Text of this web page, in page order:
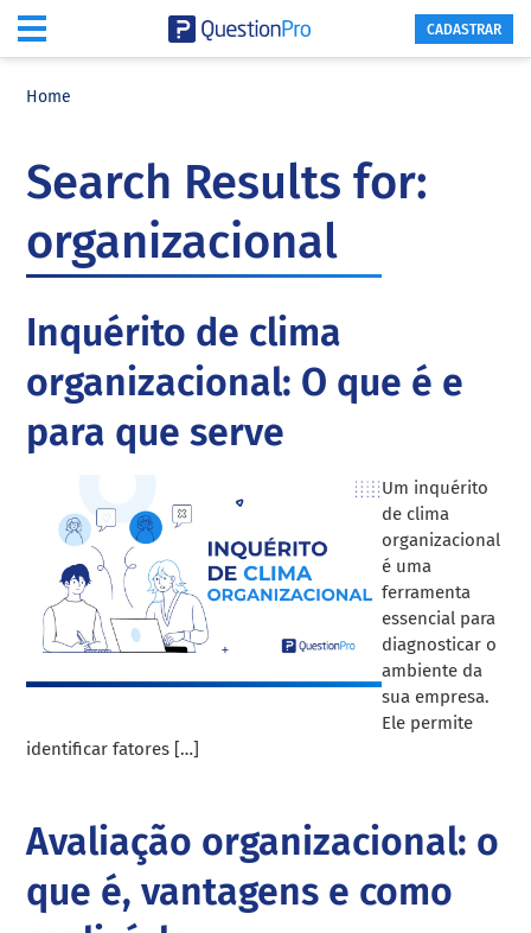
CADASTRAR
Home
Search Results for:
organizacional
Inquérito de clima
organizacional: O que é e
para que serve
Um inquérito
de clima
organizacional
é uma
ferramenta
essencial para
diagnosticar o
ambiente da
sua empresa.
Ele permite
identificar fatores […]
Avaliação organizacional: o
que é, vantagens e como